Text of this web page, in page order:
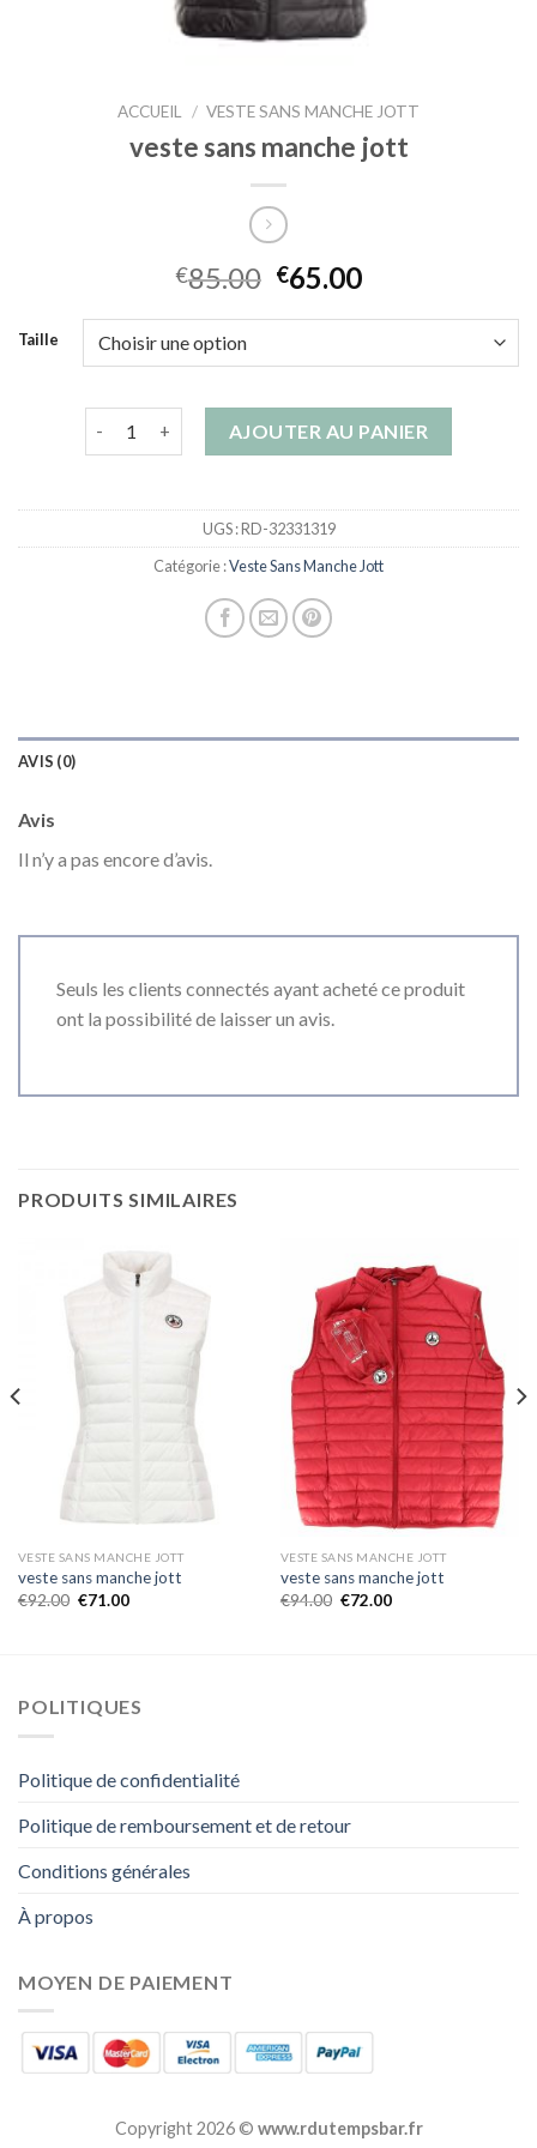
ACCUEIL / VESTE SANS MANCHE JOTT
veste sans manche jott
€85.00 €65.00
Taille
AJOUTER AU PANIER
UGS :RD-32331319
Catégorie :Veste Sans Manche Jott
AVIS (0)
Avis
Il n’y a pas encore d’avis.
Seuls les clients connectés ayant acheté ce produit
ont la possibilité de laisser un avis.
PRODUITS SIMILAIRES
VESTE SANS MANCHE JOTT
veste sans manche jott
€92.00 €71.00
VESTE SANS MANCHE JOTT
veste sans manche jott
€94.00 €72.00
POLITIQUES
Politique de confidentialité
Politique de remboursement et de retour
Conditions générales
À propos
MOYEN DE PAIEMENT
Copyright 2026 © www.rdutempsbar.fr